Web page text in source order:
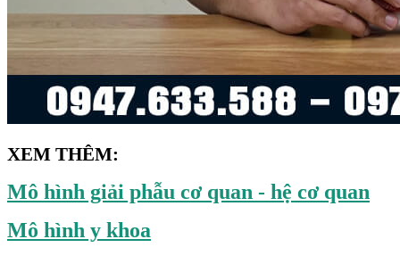
XEM THÊM:
Mô hình giải phẫu cơ quan - hệ cơ quan
Mô hình y khoa